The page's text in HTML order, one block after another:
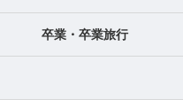
卒業・卒業旅行